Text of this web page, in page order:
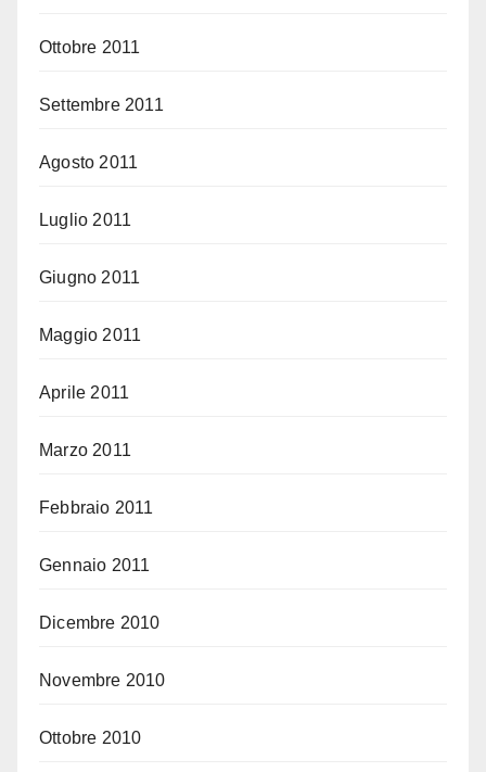
Ottobre 2011
Settembre 2011
Agosto 2011
Luglio 2011
Giugno 2011
Maggio 2011
Aprile 2011
Marzo 2011
Febbraio 2011
Gennaio 2011
Dicembre 2010
Novembre 2010
Ottobre 2010